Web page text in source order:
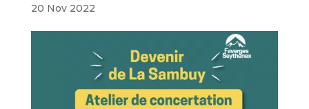
20 Nov 2022